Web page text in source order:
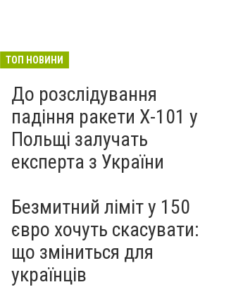
ТОП НОВИНИ
До розслідування
падіння ракети Х-101 у
Польщі залучать
експерта з України
Безмитний ліміт у 150
євро хочуть скасувати:
що зміниться для
українців